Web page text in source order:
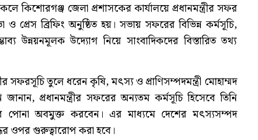
কিশোরগঞ্জ জেলা প্রশাসকের কার্যালয়ে প্রধানমন্ত্রীর সফর
প্রেস ব্রিফিং অনুষ্ঠিত হয়। সভায় সফরের বিভিন্ন কর্মসূচি,
উন্নয়নমূলক উদ্যোগ নিয়ে সাংবাদিকদের বিস্তারিত তথ্য
সফরসূচি তুলে ধরেন কৃষি, মৎস্য ও প্রাণিসম্পদমন্ত্রী মোহাম্মদ
প্রধানমন্ত্রীর সফরের অন্যতম কর্মসূচি হিসেবে তিনি
পোনা অবমুক্ত করবেন। এর মাধ্যমে দেশের মৎস্যসম্পদ
ওপর গুরুত্বারোপ করা হবে।